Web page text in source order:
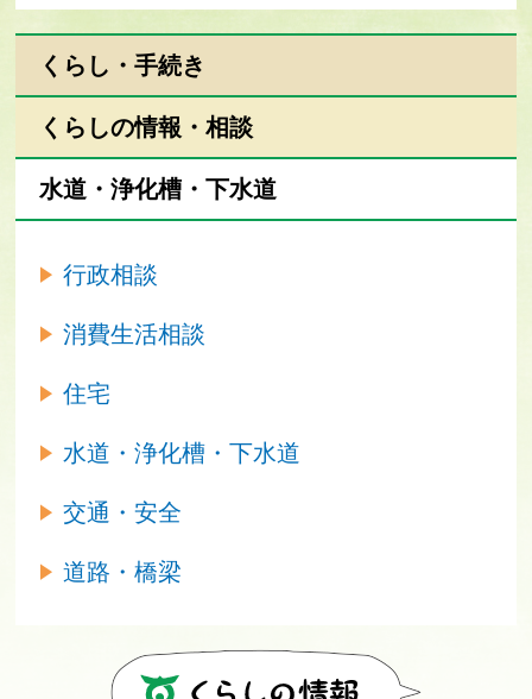
くらし・手続き
くらしの情報・相談
水道・浄化槽・下水道
行政相談
消費生活相談
住宅
水道・浄化槽・下水道
交通・安全
道路・橋梁